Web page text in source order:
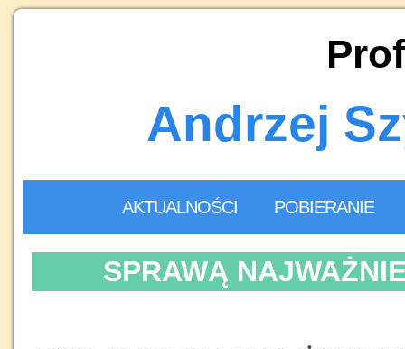
Andrzej
AKTUALNOŚCI POBIERANIE
SPRAWĄ